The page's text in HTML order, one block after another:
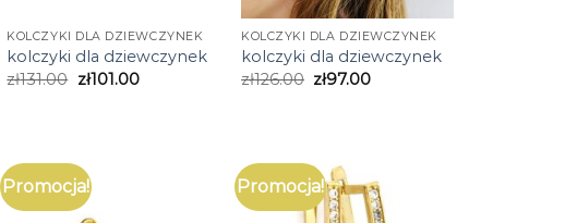
KOLCZYKI DLA DZIEWCZYNEK
kolczyki dla dziewczynek
zł131.00 zł101.00
KOLCZYKI DLA DZIEWCZYNEK
kolczyki dla dziewczynek
zł126.00 zł97.00
Promocja! Promocja!